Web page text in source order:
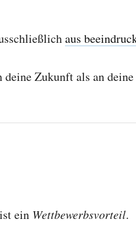
aus
Zukunft als an
ein Wettbewerbsvorteil.